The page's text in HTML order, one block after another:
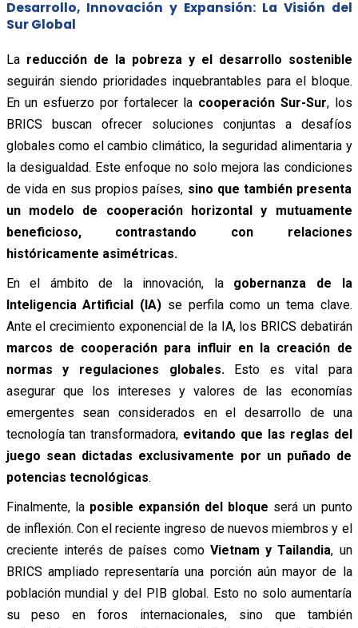
Desarrollo, Innovación y Expansión: La Visión del
Sur Global
La reducción de la pobreza y el desarrollo sostenible
seguirán siendo prioridades inquebrantables para el bloque.
En un esfuerzo por fortalecer la cooperación Sur-Sur, los
BRICS buscan ofrecer soluciones conjuntas a desafíos
globales como el cambio climático, la seguridad alimentaria y
la desigualdad. Este enfoque no solo mejora las condiciones
de vida en sus propios países, sino que también presenta
un modelo de cooperación horizontal y mutuamente
beneficioso, contrastando con relaciones
históricamente asimétricas.
En el ámbito de la innovación, la gobernanza de la
Inteligencia Artificial (IA) se perfila como un tema clave.
Ante el crecimiento exponencial de la IA, los BRICS debatirán
marcos de cooperación para influir en la creación de
normas y regulaciones globales.Esto es vital para
asegurar que los intereses y valores de las economías
emergentes sean considerados en el desarrollo de una
tecnología tan transformadora, evitando que las reglas del
juego sean dictadas exclusivamente por un puñado de
potencias tecnológicas.
Finalmente, la posible expansión del bloque será un punto
de inflexión. Con el reciente ingreso de nuevos miembros y el
creciente interés de países como Vietnam y Tailandia, un
BRICS ampliado representaría una porción aún mayor de la
población mundial y del PIB global. Esto no solo aumentaría
su peso en foros internacionales, sino que también